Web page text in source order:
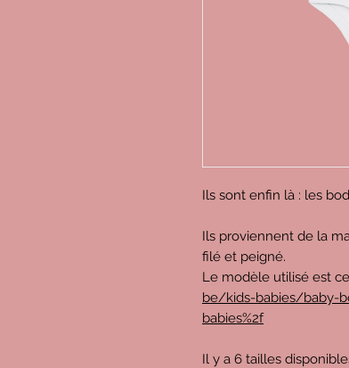
Ils sont enfin là : les
Ils proviennent de la
filé et peigné.
Le modèle utilisé est
be/kids-babies/baby-
babies%2f
Il y a 6 tailles